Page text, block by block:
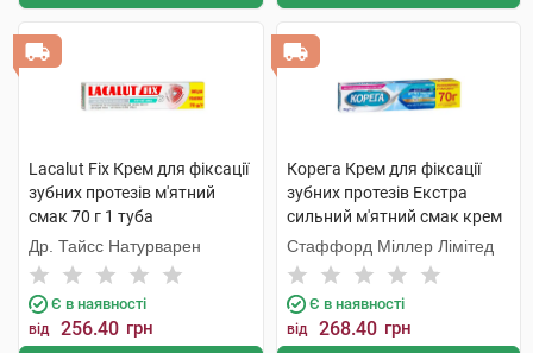
Lacalut Fix Крем для фіксації
зубних протезів м'ятний
смак 70 г 1 туба
Др. Тайсс Натурварен
Є в наявності
від 256.40 грн
Корега Крем для фіксації
зубних протезів Екстра
сильний м'ятний смак крем
70 г 1 шт
Стаффорд Міллер Лімітед
Є в наявності
від 268.40 грн